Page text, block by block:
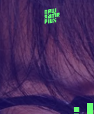
main
content